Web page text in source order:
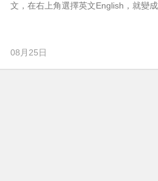
文，在右上角選擇英文English，就變
08月25日